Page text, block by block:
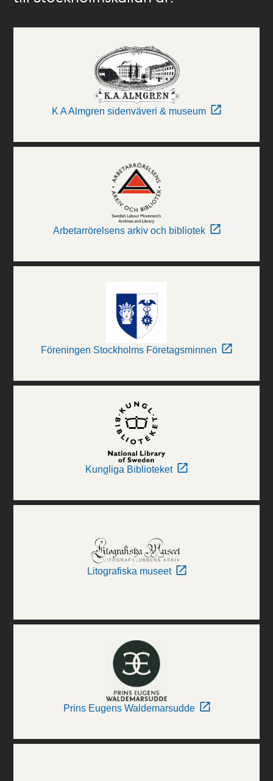
K A Almgren sidenväveri & museum
Arbetarrörelsens arkiv och bibliotek
Föreningen Stockholms Företagsminnen
Kungliga Biblioteket
Litografiska museet
Prins Eugens Waldemarsudde